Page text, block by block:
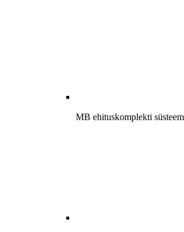
MB ehituskomplekti süsteem